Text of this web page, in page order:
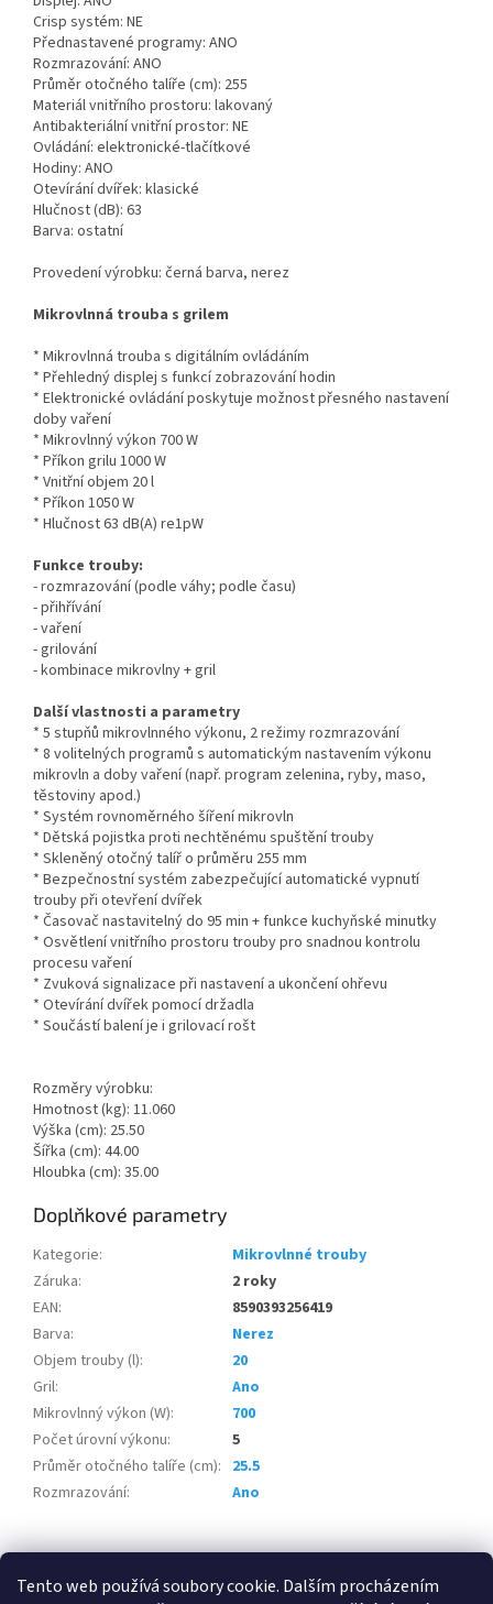
Tento web používá soubory cookie. Dalším procházením
Crisp systém: NE
Přednastavené programy: ANO
Rozmrazování: ANO
Průměr otočného talíře (cm): 255
Materiál vnitřního prostoru: lakovaný
Antibakteriální vnitřní prostor: NE
Ovládání: elektronické-tlačítkové
Hodiny: ANO
Otevírání dvířek: klasické
Hlučnost (dB): 63
Barva: ostatní
Provedení výrobku: černá barva, nerez
Mikrovlnná trouba s grilem
* Mikrovlnná trouba s digitálním ovládáním
* Přehledný displej s funkcí zobrazování hodin
* Elektronické ovládání poskytuje možnost přesného nastavení
doby vaření
* Mikrovlnný výkon 700 W
* Příkon grilu 1000 W
* Vnitřní objem 20 l
* Příkon 1050 W
* Hlučnost 63 dB(A) re1pW
Funkce trouby:
- rozmrazování (podle váhy; podle času)
- přihřívání
- vaření
- grilování
- kombinace mikrovlny + gril
Další vlastnosti a parametry
* 5 stupňů mikrovlnného výkonu, 2 režimy rozmrazování
* 8 volitelných programů s automatickým nastavením výkonu
mikrovln a doby vaření (např. program zelenina, ryby, maso,
těstoviny apod.)
* Systém rovnoměrného šíření mikrovln
* Dětská pojistka proti nechtěnému spuštění trouby
* Skleněný otočný talíř o průměru 255 mm
* Bezpečnostní systém zabezpečující automatické vypnutí
trouby při otevření dvířek
* Časovač nastavitelný do 95 min + funkce kuchyňské minutky
* Osvětlení vnitřního prostoru trouby pro snadnou kontrolu
procesu vaření
* Zvuková signalizace při nastavení a ukončení ohřevu
* Otevírání dvířek pomocí držadla
* Součástí balení je i grilovací rošt
Rozměry výrobku:
Hmotnost (kg): 11.060
Výška (cm): 25.50
Šířka (cm): 44.00
Hloubka (cm): 35.00
Doplňkové parametry
Kategorie:
Mikrovlnné trouby
Záruka:
2 roky
EAN:
8590393256419
Barva:
Nerez
Objem trouby (l):
20
Gril:
Ano
Mikrovlnný výkon (W):
700
Počet úrovní výkonu:
5
Průměr otočného talíře (cm): 25.5
Rozmrazování: Ano
Z
100 % zákazníků Heureka.cz nás doporučuje! Zboží.cz Firmy.cz